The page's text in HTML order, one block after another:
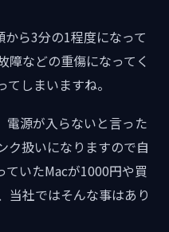
ら3分の1程度になって
障などの重傷になってく
しまいますね。
電源が入らないと言った
ク扱いになりますので自
いたMacが1000円や買
当社ではそんな事はあり